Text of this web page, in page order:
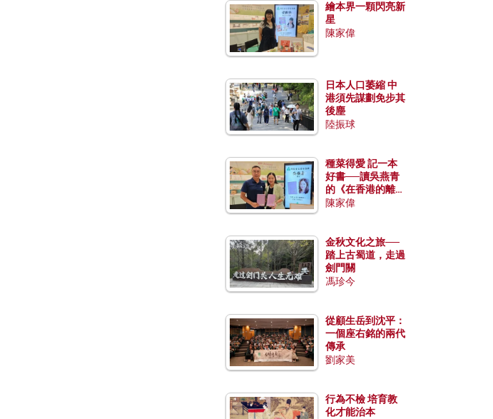
繪本界一顆閃亮新
星
陳家偉
日本人口萎縮 中
港須先謀劃免步其
後塵
陸振球
種菜得愛 記一本
好書──讀吳燕青
的《在香港的離島
種菜》
陳家偉
金秋文化之旅──
踏上古蜀道，走過
劍門關
馮珍今
從顧生岳到沈平：
一個座右銘的兩代
傳承
劉家美
行為不檢 培育教
化才能治本